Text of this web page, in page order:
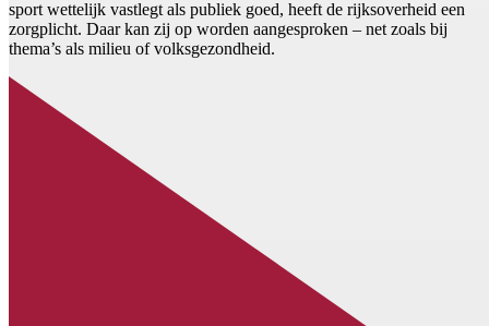
sport wettelijk vastlegt als publiek goed, heeft de rijksoverheid een
zorgplicht. Daar kan zij op worden aangesproken – net zoals bij
thema’s als milieu of volksgezondheid.